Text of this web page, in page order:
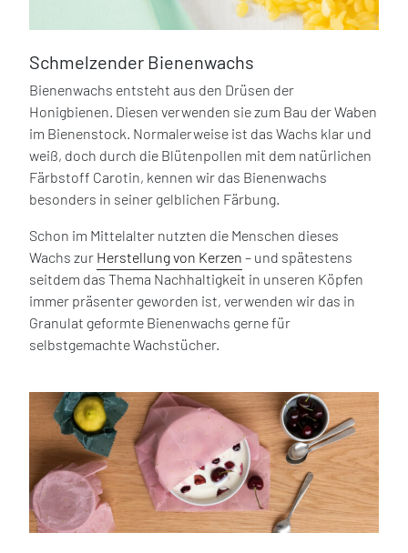
Schmelzender Bienenwachs
Bienenwachs entsteht aus den Drüsen der
Honigbienen. Diesen verwenden sie zum Bau der Waben
im Bienenstock. Normalerweise ist das Wachs klar und
weiß, doch durch die Blütenpollen mit dem natürlichen
Färbstoff Carotin, kennen wir das Bienenwachs
besonders in seiner gelblichen Färbung.
Schon im Mittelalter nutzten die Menschen dieses
Wachs zur Herstellung von Kerzen – und spätestens
seitdem das Thema Nachhaltigkeit in unseren Köpfen
immer präsenter geworden ist, verwenden wir das in
Granulat geformte Bienenwachs gerne für
selbstgemachte Wachstücher.